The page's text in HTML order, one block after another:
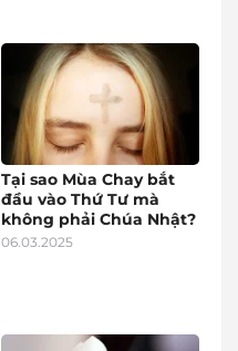
Tại sao Mùa Chay bắt
đầu vào Thứ Tư mà
không phải Chúa Nhật?
06.03.2025